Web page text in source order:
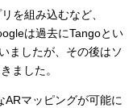
を組み込むなど、
は過去にTangoとい
ましたが、その後はソ
ました。
ARマッピングが可能に